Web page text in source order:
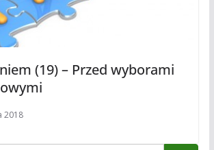
(19) – Przed wyborami
2018